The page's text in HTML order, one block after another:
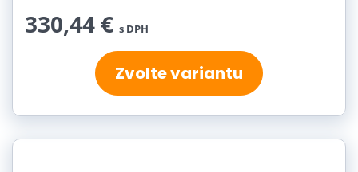
330,44 € s DPH
Zvolte variantu